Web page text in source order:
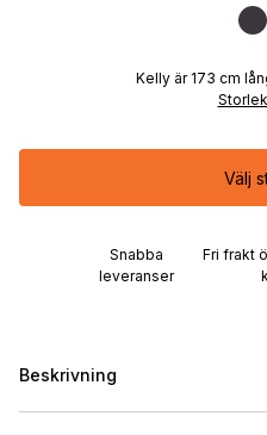
Kelly är 173 cm
Välj
Snabba
leveranser
Fri frakt
Beskrivning